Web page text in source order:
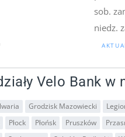
sob.
niedz.
Velo Bank
Grodzisk Mazowiecki
Płock Płońsk Pruszków